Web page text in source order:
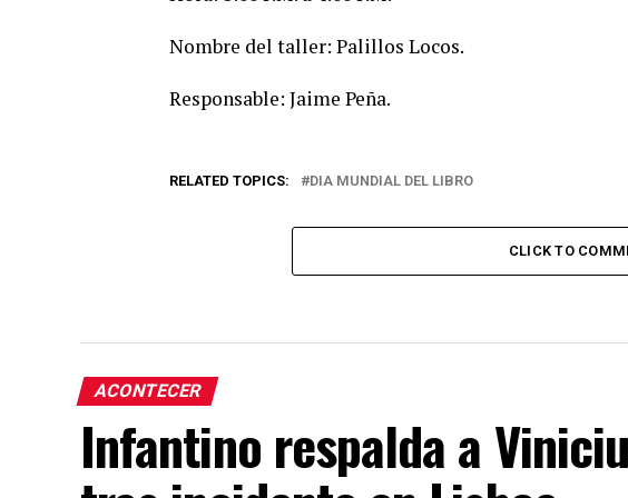
Nombre del taller: Palillos Locos.
Responsable: Jaime Peña.
RELATED TOPICS: DIA MUNDIAL DEL LIBRO
CLICK TO
ACONTECER
Infantino respalda a